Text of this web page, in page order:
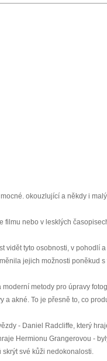
okouzlující a někdy i
filmu nebo v lesklých
vidět tyto osobnosti, v pohodlí
jejich možnosti poněkud
moderní metody pro úpravy
a akné. To je přesně to, co
- Daniel Radcliffe, který
Hermionu Grangerovou -
své kůži nedokonalosti.